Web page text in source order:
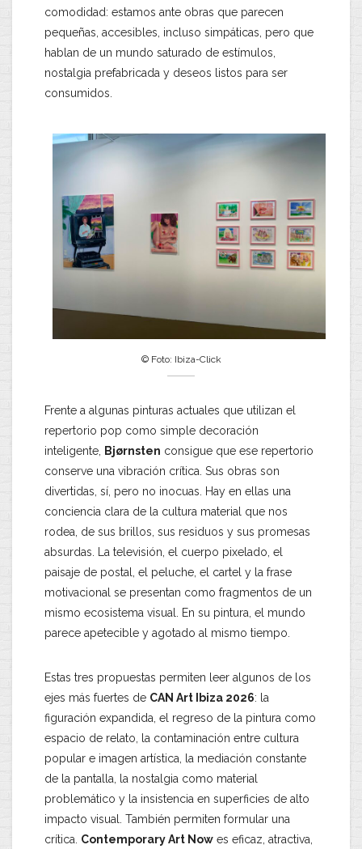
comodidad: estamos ante obras que parecen
pequeñas, accesibles, incluso simpáticas, pero que
hablan de un mundo saturado de estímulos,
nostalgia prefabricada y deseos listos para ser
consumidos.
© Foto: Ibiza-Click
Frente a algunas pinturas actuales que utilizan el
repertorio pop como simple decoración
inteligente, Bjørnsten consigue que ese repertorio
conserve una vibración crítica. Sus obras son
divertidas, sí, pero no inocuas. Hay en ellas una
conciencia clara de la cultura material que nos
rodea, de sus brillos, sus residuos y sus promesas
absurdas. La televisión, el cuerpo pixelado, el
paisaje de postal, el peluche, el cartel y la frase
motivacional se presentan como fragmentos de un
mismo ecosistema visual. En su pintura, el mundo
parece apetecible y agotado al mismo tiempo.
Estas tres propuestas permiten leer algunos de los
ejes más fuertes de CAN Art Ibiza 2026: la
figuración expandida, el regreso de la pintura como
espacio de relato, la contaminación entre cultura
popular e imagen artística, la mediación constante
de la pantalla, la nostalgia como material
problemático y la insistencia en superficies de alto
impacto visual. También permiten formular una
crítica. Contemporary Art Now es eficaz, atractiva,